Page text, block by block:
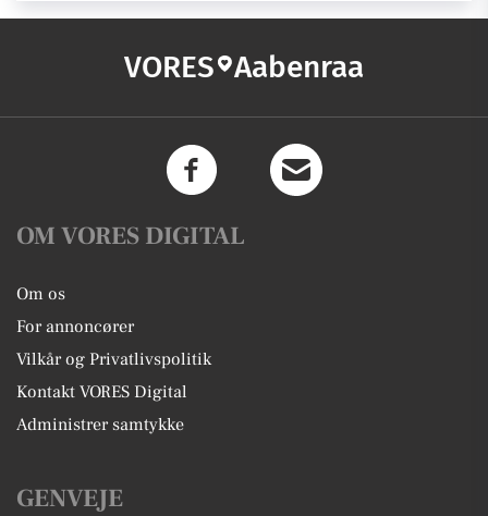
VORES Aabenraa
OM VORES DIGITAL
Om os
For annoncører
Vilkår og Privatlivspolitik
Kontakt VORES Digital
Administrer samtykke
GENVEJE